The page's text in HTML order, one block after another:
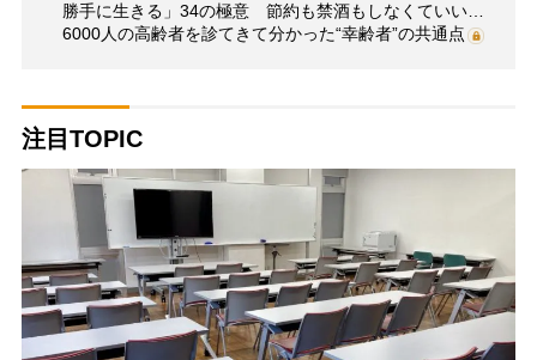
勝手に生きる」34の極意 節約も禁酒もしなくていい…
6000人の高齢者を診てきて分かった“幸齢者”の共通点
注目TOPIC